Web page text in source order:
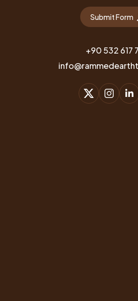
Submit Form
+90 532 617
Online